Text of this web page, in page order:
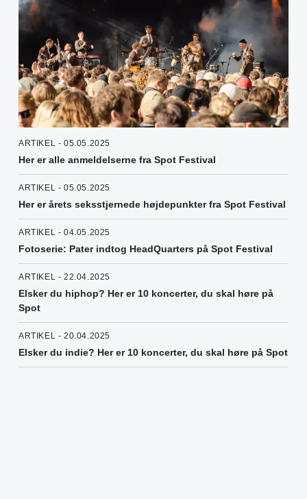
ARTIKEL - 05.05.2025
Her er alle anmeldelserne fra Spot Festival
ARTIKEL - 05.05.2025
Her er årets seksstjernede højdepunkter fra Spot Festival
ARTIKEL - 04.05.2025
Fotoserie: Pater indtog HeadQuarters på Spot Festival
ARTIKEL - 22.04.2025
Elsker du hiphop? Her er 10 koncerter, du skal høre på
Spot
ARTIKEL - 20.04.2025
Elsker du indie? Her er 10 koncerter, du skal høre på Spot